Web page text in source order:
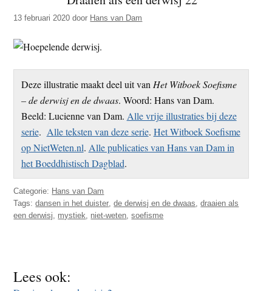
z
e
i
e
d
13 februari 2020 door Hans van Dam
Deze illustratie maakt deel uit van Het Witboek Soefisme
– de derwisj en de dwaas. Woord: Hans van Dam.
Beeld: Lucienne van Dam. Alle vrije illustraties bij deze
serie. Alle teksten van deze serie. Het Witboek Soefisme
op NietWeten.nl. Alle publicaties van Hans van Dam in
het Boeddhistisch Dagblad.
Categorie: Hans van Dam
Tags:dansen in het duister,de derwisj en de dwaas,draaien als
een derwisj, mystiek, niet-weten,soefisme
Lees ook: